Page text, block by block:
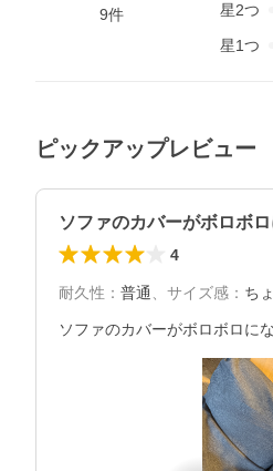
9件
星2つ
星1つ
ピックアップレビュー
ソファのカバーがボロボ
4
耐久性 ： 普通 サイズ感 ： ち
ソファのカバーがボロボロに